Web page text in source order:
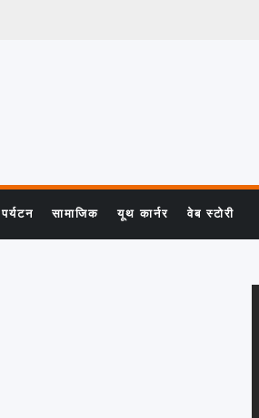
पर्यटन सामाजिक यूथ कार्नर वेब स्टोरी